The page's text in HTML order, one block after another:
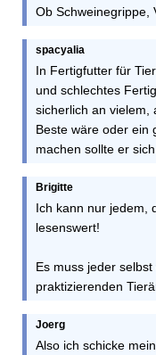
Ob Schweinegrippe,
spacyalia
In Fertigfutter für
und schlechtes
sicherlich an vielem,
Beste wäre oder ein
machen sollte er
Brigitte
Ich kann nur jedem,
lesenswert!
Es muss jeder
praktizierenden
Joerg
Also ich schicke